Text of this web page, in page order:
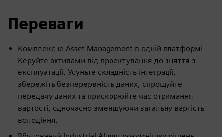
Переваги
Комплексне Asset Management в одній платформі
Керуйте активами від проектування до зняття з
експлуатації. Усуньте складність інтеграції,
збережіть безперервність даних, спрощуйте
передачу даних та прискорюйте час отримання
вартості, одночасно зменшуючи загальну вартість
володіння.